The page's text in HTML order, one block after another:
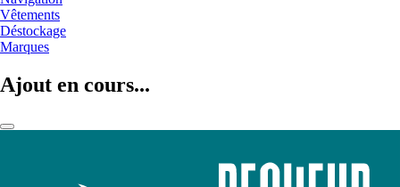
Vêtements
Déstockage
Marques
Ajout en cours...